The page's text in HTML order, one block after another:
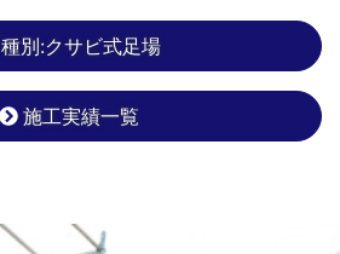
種別:クサビ式足場
施工実績一覧